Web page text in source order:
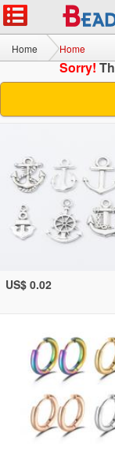
Home Home
Sorry!
US$ 0.02